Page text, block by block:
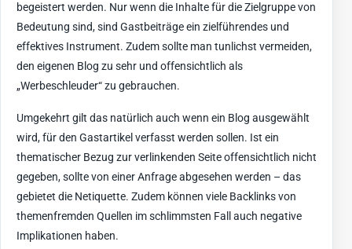
begeistert werden. Nur wenn die Inhalte für die Zielgruppe von
Bedeutung sind, sind Gastbeiträge ein zielführendes und
effektives Instrument. Zudem sollte man tunlichst vermeiden,
den eigenen Blog zu sehr und offensichtlich als
„Werbeschleuder“ zu gebrauchen.
Umgekehrt gilt das natürlich auch wenn ein Blog ausgewählt
wird, für den Gastartikel verfasst werden sollen. Ist ein
thematischer Bezug zur verlinkenden Seite offensichtlich nicht
gegeben, sollte von einer Anfrage abgesehen werden – das
gebietet die Netiquette. Zudem können viele Backlinks von
themenfremden Quellen im schlimmsten Fall auch negative
Implikationen haben.